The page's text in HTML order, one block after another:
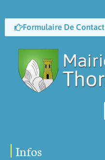
Formulaire De Contact
Infos